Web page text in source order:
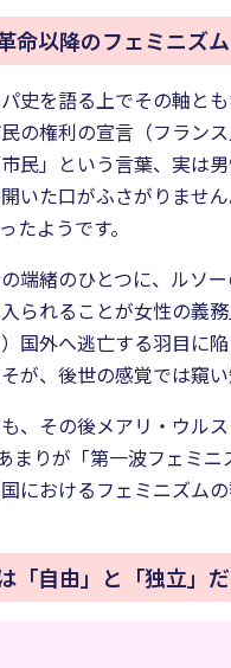
命以降のフェミニズム
史を語る上でその軸と
の権利の宣言（フラン
民」という言葉、実は
いた口がふさがりませ
たようです。
端緒のひとつに、ルソ
入られることが女性の義
国外へ逃亡する羽目に
が、後世の感覚では窺
、その後メアリ・ウル
まりが「第一波フェミ
におけるフェミニズムの
「自由」と「独立」